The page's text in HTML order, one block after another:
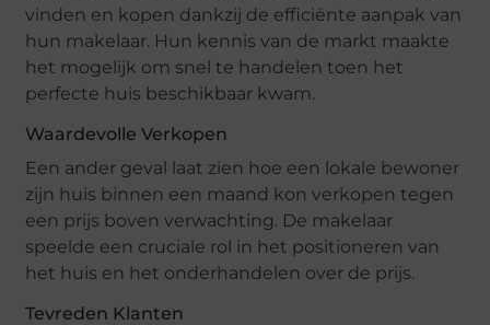
vinden en kopen dankzij de efficiënte aanpak van
hun makelaar. Hun kennis van de markt maakte
het mogelijk om snel te handelen toen het
perfecte huis beschikbaar kwam.
Waardevolle Verkopen
Een ander geval laat zien hoe een lokale bewoner
zijn huis binnen een maand kon verkopen tegen
een prijs boven verwachting. De makelaar
speelde een cruciale rol in het positioneren van
het huis en het onderhandelen over de prijs.
Tevreden Klanten